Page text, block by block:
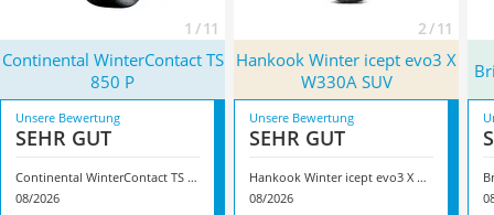
1 / 11 2 / 11
Continental WinterContact TS
850 P
Hankook Winter icept evo3 X
W330A SUV
Unsere Bewertung
SEHR GUT
Continental WinterContact TS 850 P
08/2026
Unsere Bewertung
SEHR GUT
Hankook Winter icept evo3 X W330A SUV
08/2026